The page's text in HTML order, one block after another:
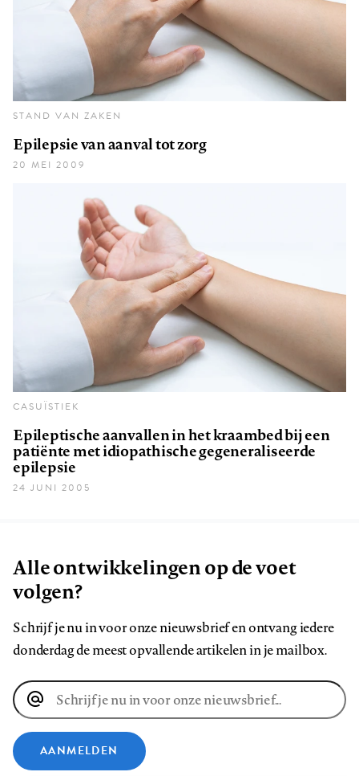
STAND VAN ZAKEN
Epilepsie van aanval tot zorg
20 MEI 2009
CASUÏSTIEK
Epileptische aanvallen in het kraambed bij een
patiënte met idiopathische gegeneraliseerde
epilepsie
24 JUNI 2005
Alle ontwikkelingen op de voet
volgen?
Schrijf je nu in voor onze nieuwsbrief en ontvang iedere
donderdag de meest opvallende artikelen in je mailbox.
E-
mailadres
AANMELDEN